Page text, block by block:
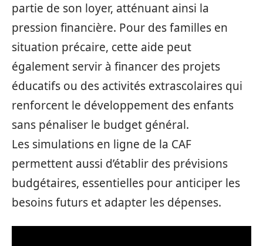
partie de son loyer, atténuant ainsi la
pression financière. Pour des familles en
situation précaire, cette aide peut
également servir à financer des projets
éducatifs ou des activités extrascolaires qui
renforcent le développement des enfants
sans pénaliser le budget général.
Les simulations en ligne de la CAF
permettent aussi d’établir des prévisions
budgétaires, essentielles pour anticiper les
besoins futurs et adapter les dépenses.